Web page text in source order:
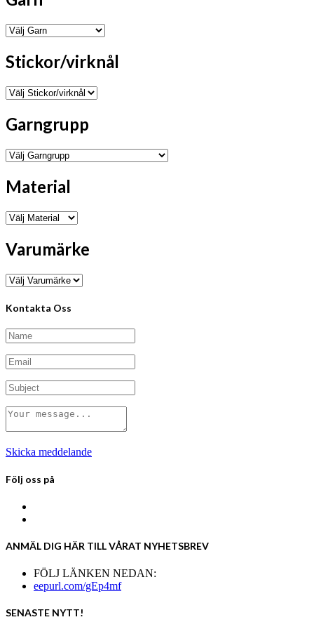
Stickor/virknål
Garngrupp
Material
Varumärke
Kontakta Oss
Skicka meddelande
Följ oss på
ANMÄL DIG HÄR TILL VÅRAT NYHETSBREV
FÖLJ LÄNKEN NEDAN:
eepurl.com/gEp4mf
SENASTE NYTT!